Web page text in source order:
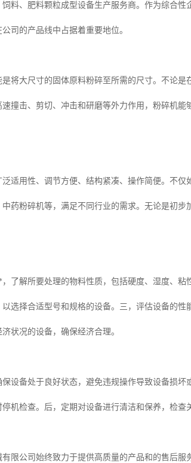
料、肥料颗粒成型设备生产服务商。作为综合
司的产品线中占据着重要地位。
将大尺寸的固体原料粉碎至所需的尺寸。不论
撞击、剪切、冲击和研磨等外力作用，粉碎机
适用性、调节方便、结构紧凑、操作简便。不仅
药粉碎机等，满足不同行业的需求。无论是初
了解所要处理的物料性质，包括硬度、湿度、粘
选择合适型号和规格的设备。三，评估设备的
状况的设备，确保经济合理。
设备处于良好状态，避免违规操作导致设备损
机检查。后，定期对设备进行清洁和保养，检查
限公司始终致力于提供高质量的产品和的售后